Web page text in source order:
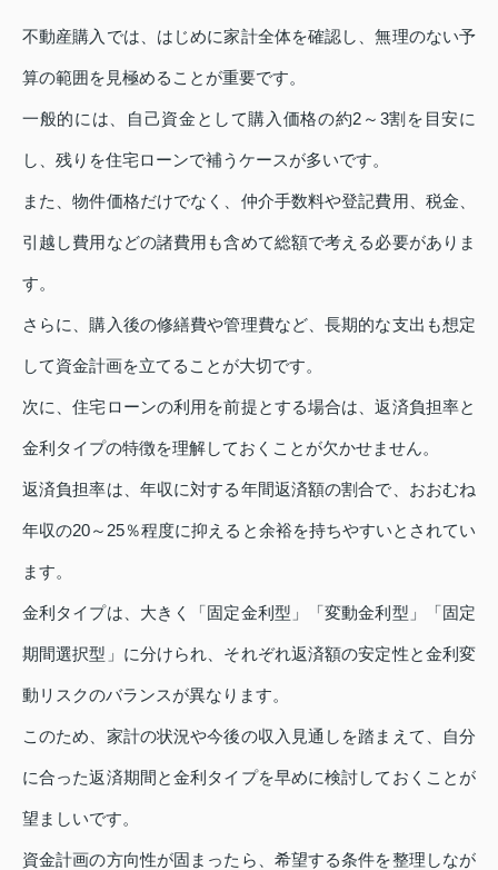
不動産購入では、はじめに家計全体を確認し、無理のない予
算の範囲を見極めることが重要です。
一般的には、自己資金として購入価格の約2～3割を目安に
し、残りを住宅ローンで補うケースが多いです。
また、物件価格だけでなく、仲介手数料や登記費用、税金、
引越し費用などの諸費用も含めて総額で考える必要がありま
す。
さらに、購入後の修繕費や管理費など、長期的な支出も想定
して資金計画を立てることが大切です。
次に、住宅ローンの利用を前提とする場合は、返済負担率と
金利タイプの特徴を理解しておくことが欠かせません。
返済負担率は、年収に対する年間返済額の割合で、おおむね
年収の20～25％程度に抑えると余裕を持ちやすいとされてい
ます。
金利タイプは、大きく「固定金利型」「変動金利型」「固定
期間選択型」に分けられ、それぞれ返済額の安定性と金利変
動リスクのバランスが異なります。
このため、家計の状況や今後の収入見通しを踏まえて、自分
に合った返済期間と金利タイプを早めに検討しておくことが
望ましいです。
資金計画の方向性が固まったら、希望する条件を整理しなが